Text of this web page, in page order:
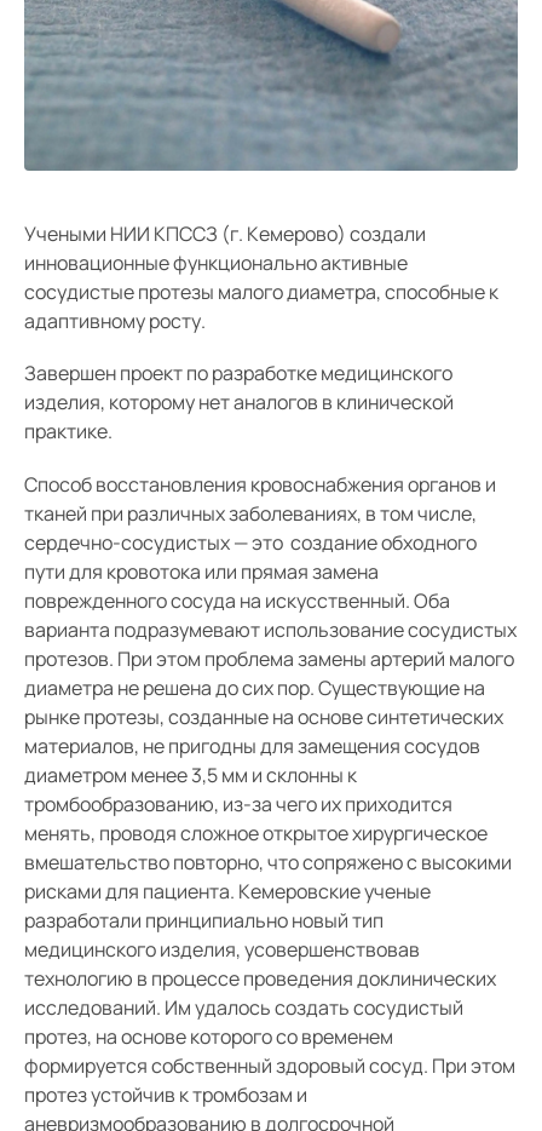
Средний
Большой
Гарнитура:
С засечками
Учеными НИИ КПССЗ (г. Кемерово) создали
инновационные функционально активные
сосудистые протезы малого диаметра, способные к
адаптивному росту.
Завершен проект по разработке медицинского
изделия, которому нет аналогов в клинической
практике.
Способ восстановления кровоснабжения органов и
тканей при различных заболеваниях, в том числе,
сердечно-сосудистых — это создание обходного
пути для кровотока или прямая замена
поврежденного сосуда на искусственный. Оба
варианта подразумевают использование сосудистых
протезов. При этом проблема замены артерий малого
диаметра не решена до сих пор. Существующие на
рынке протезы, созданные на основе синтетических
материалов, не пригодны для замещения сосудов
диаметром менее 3,5 мм и склонны к
тромбообразованию, из-за чего их приходится
менять, проводя сложное открытое хирургическое
вмешательство повторно, что сопряжено с высокими
рисками для пациента. Кемеровские ученые
разработали принципиально новый тип
медицинского изделия, усовершенствовав
технологию в процессе проведения доклинических
исследований. Им удалось создать сосудистый
протез, на основе которого со временем
формируется собственный здоровый сосуд. При этом
протез устойчив к тромбозам и
аневризмообразованию в долгосрочной